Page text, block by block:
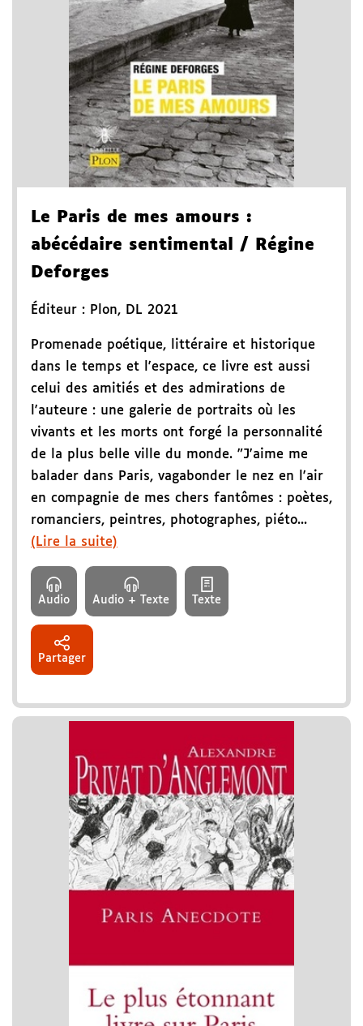
Le Paris de mes amours :
abécédaire sentimental
/ Régine
Deforges
Éditeur : Plon, DL 2021
Promenade poétique, littéraire et historique
dans le temps et l'espace, ce livre est aussi
celui des amitiés et des admirations de
l'auteure : une galerie de portraits où les
vivants et les morts ont forgé la personnalité
de la plus belle ville du monde. "J'aime me
balader dans Paris, vagabonder le nez en l'air
en compagnie de mes chers fantômes : poètes,
romanciers, peintres, photographes, piéto...
(Lire la suite)
Audio Audio + Texte Texte
Partager